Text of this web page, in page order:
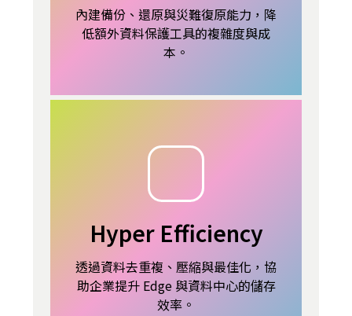
內建備份、還原與災難復原能力，降
低額外資料保護工具的複雜度與成
本。
Hyper Efficiency
透過資料去重複、壓縮與最佳化，協
助企業提升 Edge 與資料中心的儲存
效率。